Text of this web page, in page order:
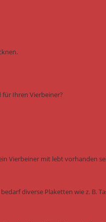
Ihren Vierbeiner?
Vierbeiner mit lebt vorhanden
diverse Plaketten wie z. B.